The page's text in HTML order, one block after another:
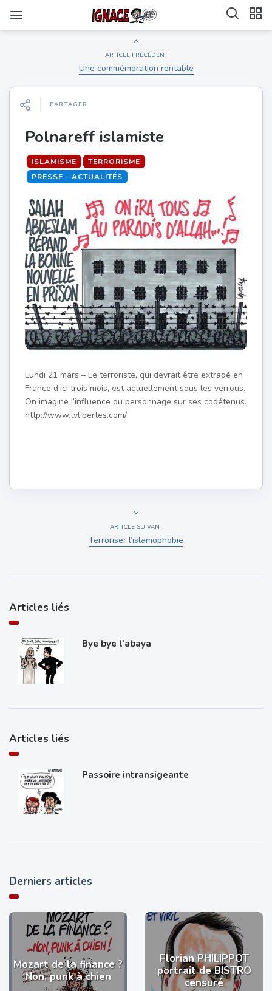
ARTICLE PRÉCÉDENT
Une commémoration rentable
PARTAGER
Polnareff islamiste
ISLAMISME
TERRORISME
PRESSE - ACTUALITÉS
Lundi 21 mars – Le terroriste, qui devrait être extradé en
France d’ici trois mois, est actuellement sous les verrous.
On imagine l’influence du personnage sur ses codétenus.
http://www.tvlibertes.com/
ARTICLE SUIVANT
Terroriser l’islamophobie
Articles liés
Bye bye l’abaya
Articles liés
Passoire intransigeante
Derniers articles
Mozart de la finance ?
Non, punk à chien
Florian PHILIPPOT
portrait de BISTRO
censuré